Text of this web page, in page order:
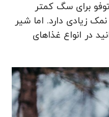
برای سگ کمتر
زیادی دارد. اما شیر
در انواع غذاهای